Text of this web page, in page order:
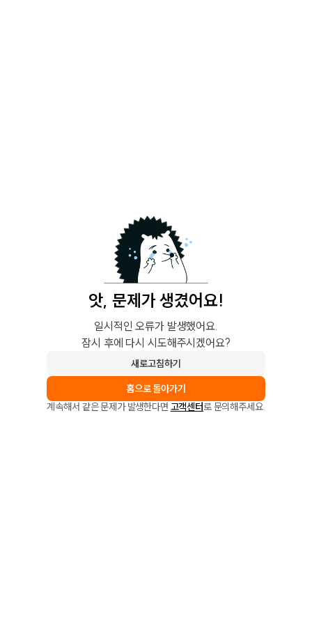
앗, 문제가 생겼어요!
일시적인 오류가 발생했어요.
잠시 후에 다시 시도해주시겠어요?
새로고침하기
홈으로 돌아가기
계속해서 같은 문제가 발생한다면 고객센터로 문의해주세요.